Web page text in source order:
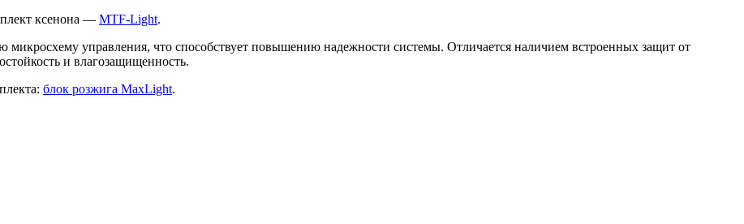
ксенона — MTF-Light.
управления, что способствует повышению надежности системы. Отличается наличием встроенных защит от
и влагозащищенность.
блок розжига MaxLight.